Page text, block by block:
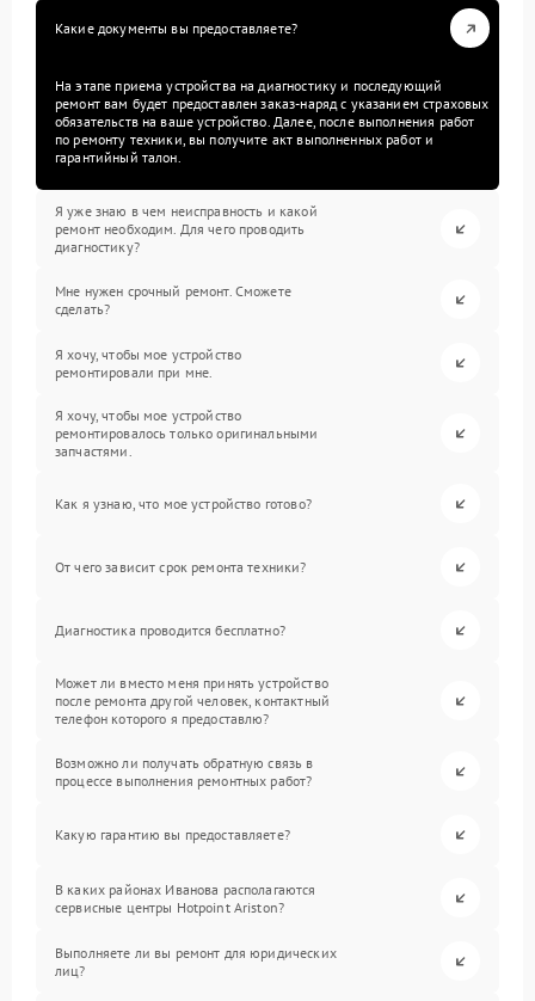
Какие документы вы предоставляете?
На этапе приема устройства на диагностику и последующий
ремонт вам будет предоставлен заказ-наряд с указанием страховых
обязательств на ваше устройство. Далее, после выполнения работ
по ремонту техники, вы получите акт выполненных работ и
гарантийный талон.
Я уже знаю в чем неисправность и какой
ремонт необходим. Для чего проводить
диагностику?
Мне нужен срочный ремонт. Сможете
сделать?
Я хочу, чтобы мое устройство
ремонтировали при мне.
Я хочу, чтобы мое устройство
ремонтировалось только оригинальными
запчастями.
Как я узнаю, что мое устройство готово?
От чего зависит срок ремонта техники?
Диагностика проводится бесплатно?
Может ли вместо меня принять устройство
после ремонта другой человек, контактный
телефон которого я предоставлю?
Возможно ли получать обратную связь в
процессе выполнения ремонтных работ?
Какую гарантию вы предоставляете?
В каких районах Иванова располагаются
сервисные центры Hotpoint Ariston?
Выполняете ли вы ремонт для юридических
лиц?